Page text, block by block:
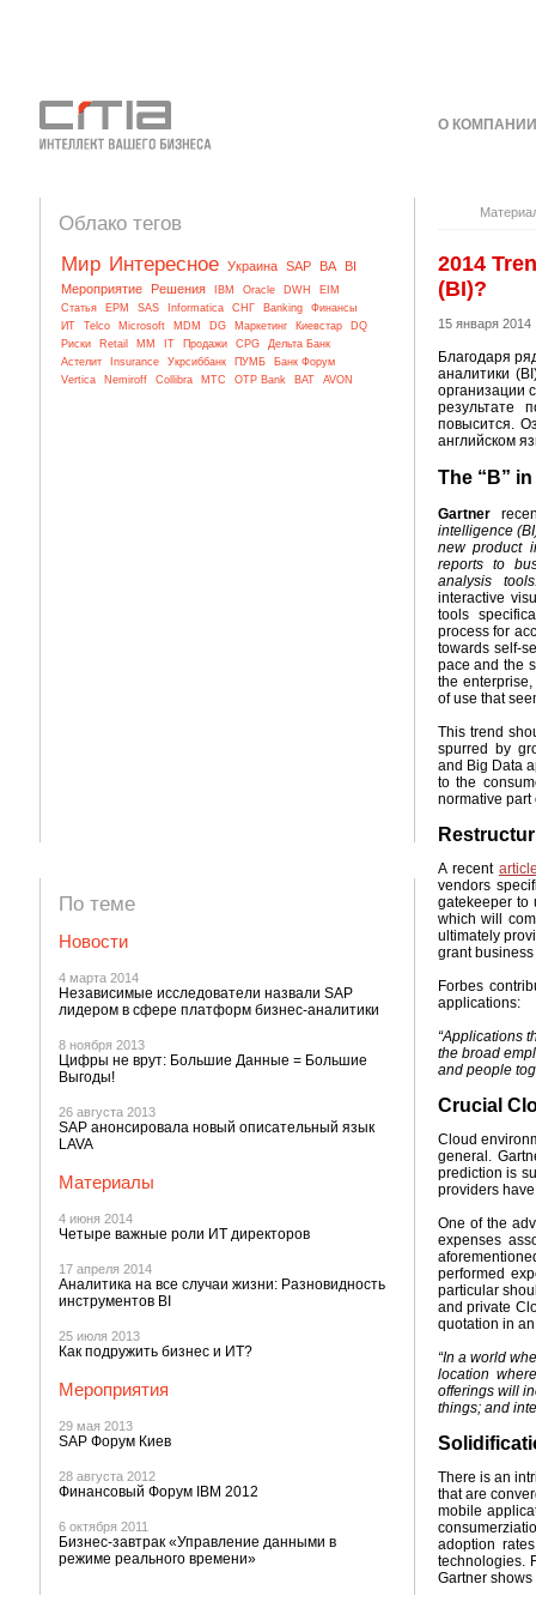
О
Облако тегов
Мир Интересное Украина SAP BA
BI
Мероприятие
Решения IBM Oracle DWH
EIM
Статья
EPM SAS Informatica СНГ Banking
Финансы
ИТ
Telco Microsoft MDM DG Маркетинг Киевстар
DQ
Риски
Retail MM IT Продажи CPG
Дельта Банк
Астелит
Insurance Укрсиббанк ПУМБ
Банк Форум
Vertica
Nemiroff Collibra МТС OTP Bank BAT AVON
По теме
Новости
4 марта 2014
Независимые исследователи назвали SAP
лидером в сфере платформ бизнес-аналитики
8 ноября 2013
Цифры не врут: Большие Данные = Большие
Выгоды!
26 августа 2013
SAP анонсировала новый описательный язык
LAVA
Материалы
4 июня 2014
Четыре важные роли ИТ директоров
17 апреля 2014
Аналитика на все случаи жизни: Разновидность
инструментов BI
25 июля 2013
Как подружить бизнес и ИТ?
Мероприятия
29 мая 2013
SAP Форум Киев
28 августа 2012
Финансовый Форум IBM 2012
6 октября 2011
Бизнес-завтрак «Управление данными в
режиме реального времени»
2014
(BI)?
15 января 2014
Благодаря
аналитики
организации
результате
повысится.
английском
The “B” in
Gartner
intelligence
new product
reports to
analysis
interactive
tools
process for
towards self-
pace and the
the
of use that
This trend
spurred by
and Big Data
to the
normative part
A recent
vendors
gatekeeper to
which will
ultimately
grant
Forbes
applications:
“Applications
the broad
and people
Crucial
Cloud
general.
prediction is
providers
One of the
expenses
performed
particular
and private
quotation in
“In a world
location
offerings will
things; and
There is an
that are
mobile
adoption
technologies.
Gartner